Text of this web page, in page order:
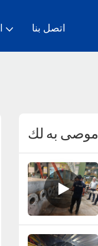
اتصل بنا
موصى به لك